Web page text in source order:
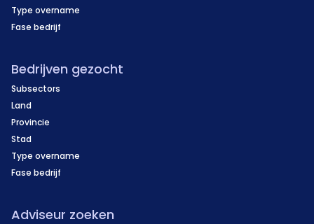
Type overname
Fase bedrijf
Bedrijven gezocht
Subsectors
Land
Provincie
Stad
Type overname
Fase bedrijf
Adviseur zoeken